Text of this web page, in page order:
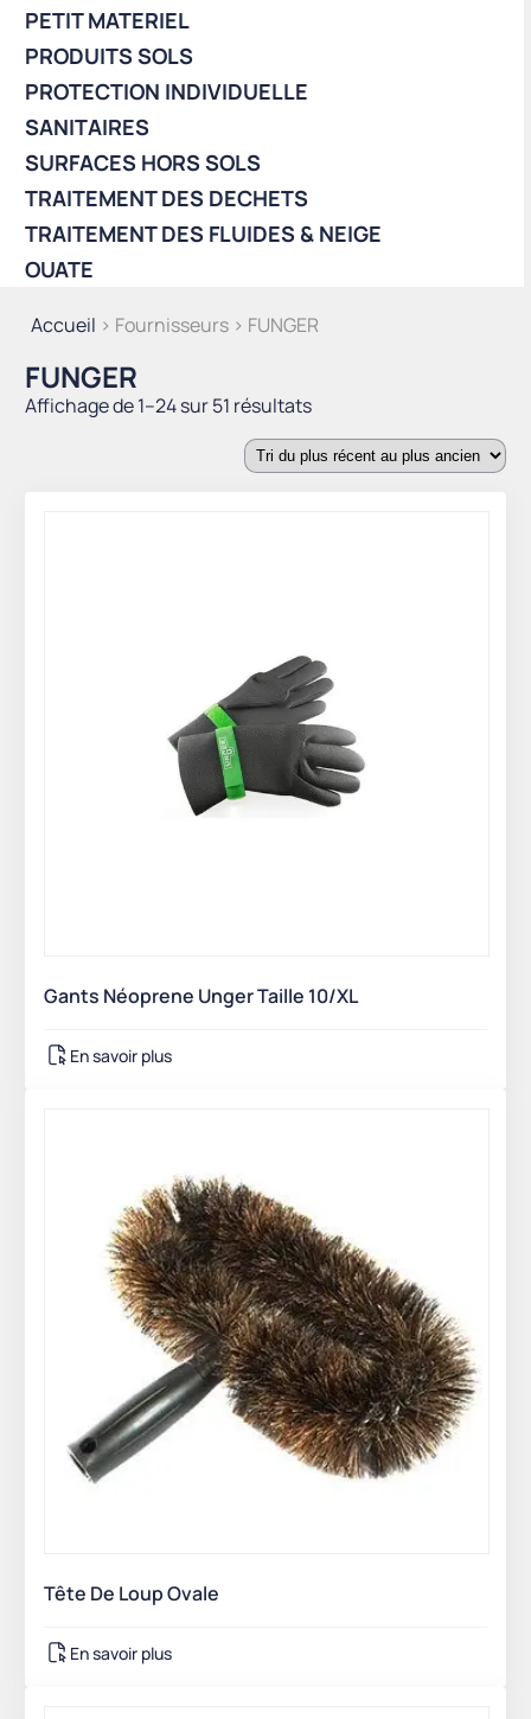
Accueil > Fournisseurs > FUNGER
FUNGER
Affichage de 1–24 sur 51 résultatsTrié
du
plus
Gants Néoprene Unger Taille 10/XL
En savoir plus
Tête De Loup Ovale
En savoir plus
PETIT MATERIEL
PRODUITS SOLS
PROTECTION INDIVIDUELLE
SANITAIRES
SURFACES HORS SOLS
TRAITEMENT DES DECHETS
TRAITEMENT DES FLUIDES & NEIGE
OUATE